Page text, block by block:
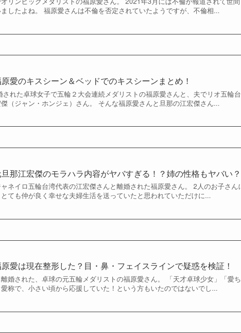
したよね。 福原愛さんは不倫を否定されていたようですが、不倫相...
原愛のキスシーン＆ベッドでのキスシーンまとめ！
された卓球女子で五輪２大会連続メダリストの福原愛さんと、夫でリオ五輪台
（ジャン・ホンジェ）さん。 そんな福原愛さんと旦那の江宏傑さん...
那江宏傑のモラハラ内容がヤバすぎる！？姉の性格もヤバい？
ネイロ五輪台湾代表の江宏傑さんと離婚された福原愛さん。 2人のお子さんに
ても仲が良く幸せな夫婦生活を送っていたと思われていただけに...
原愛は現在整形した？目・鼻・フェイスラインで疑惑を検証！
婚された、卓球の元五輪メダリストの福原愛さん。 「天才卓球少女」「愛ち
称で、小さい頃から応援していた！という方もいたのではないでし...